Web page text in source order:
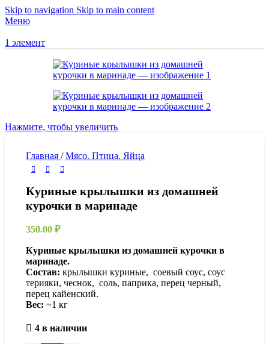
Skip to navigation Skip to main content
Меню
1 элемент
Нажмите, чтобы увеличить
Главная / Мясо. Птица. Яйца
Куриные крылышки из домашней
курочки в маринаде
350.00 ₽
Куриные крылышки из домашней курочки в
маринаде.
Состав: крылышки куриные, соевый соус, соус
терияки, чеснок, соль, паприка, перец черный,
перец кайенский.
Вес: ~1 кг
4 в наличии